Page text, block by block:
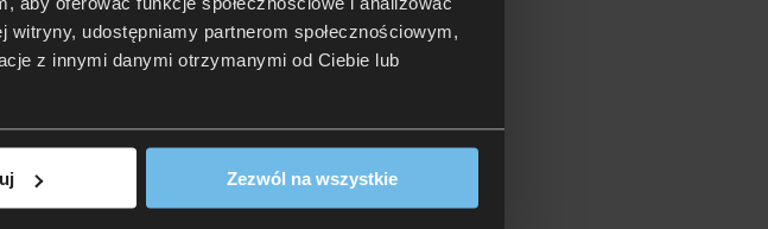
udostępniamy partnerom społecznościowym,
z innymi danymi otrzymanymi od Ciebie lub
Zezwól na wszystkie